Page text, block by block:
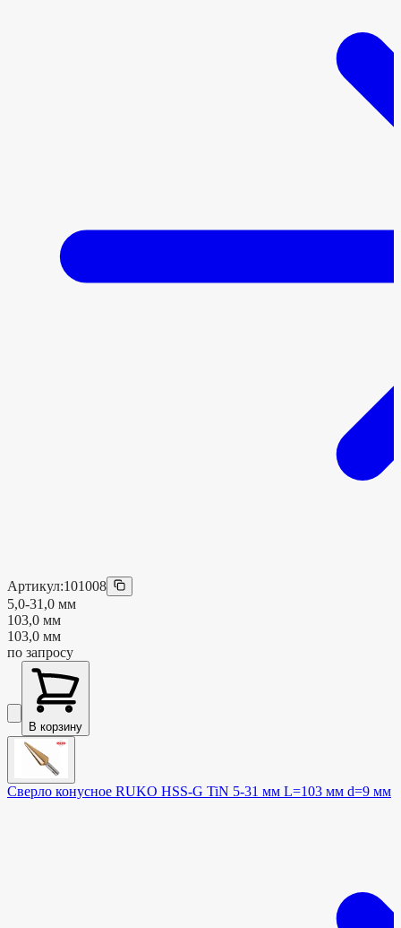
Артикул:101008
5,0-31,0 мм
103,0 мм
103,0 мм
по запросу
В корзину
Сверло конусное RUKO HSS-G TiN 5-31 мм L=103 мм d=9 мм